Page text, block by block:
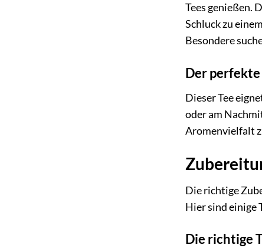
Tees genießen.
Schluck zu
Besondere
Der
Dieser Tee
oder am
Aromenvielfalt
Die richtige
Hier sind einige
Die richtige